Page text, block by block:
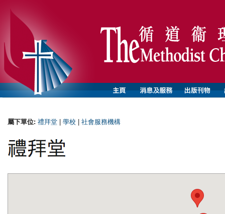
屬下單位: 禮拜堂 學校 社會服務機構